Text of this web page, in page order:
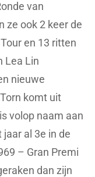
van
ze ook 2 keer de
en 13 ritten
Lea Lin
nieuwe
komt uit
volop naam aan
al 3e in de
– Gran Premi
dan zijn